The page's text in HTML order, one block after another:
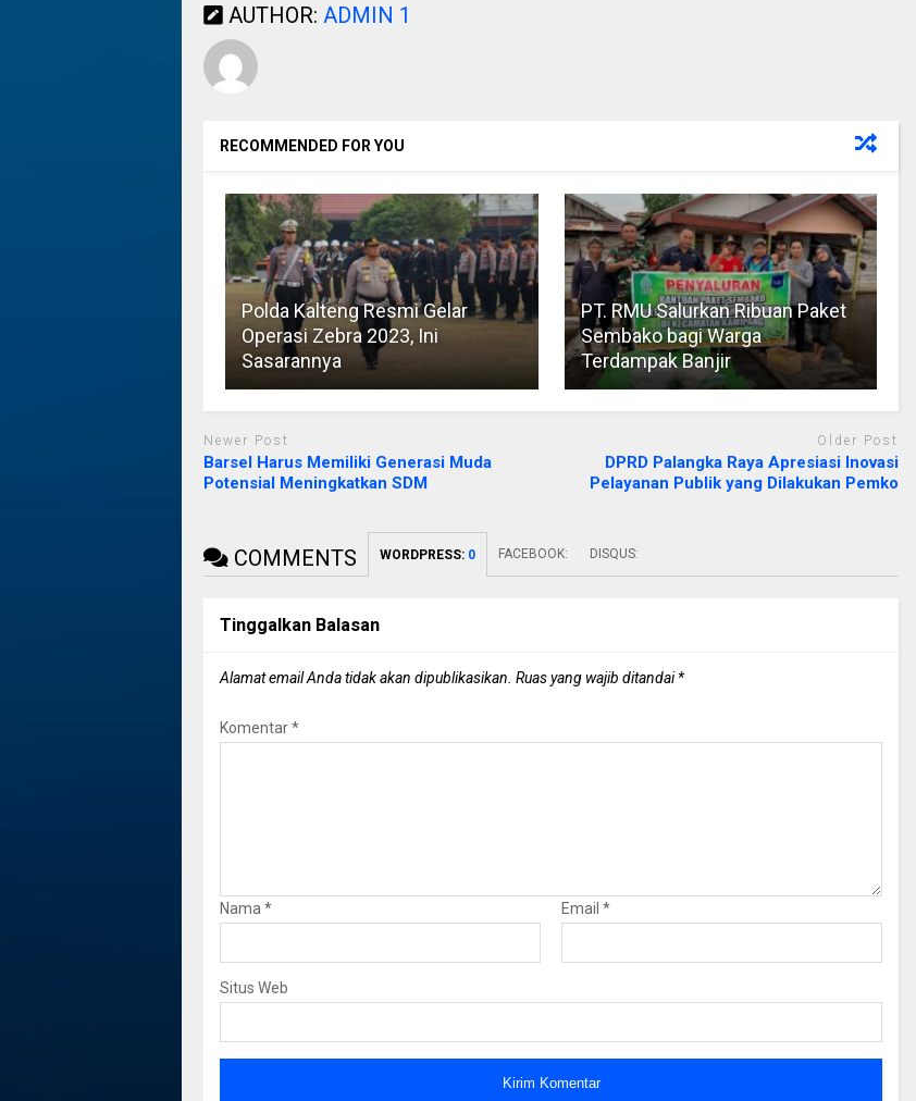
AUTHOR: ADMIN 1
RECOMMENDED FOR YOU
Polda Kalteng Resmi Gelar
Operasi Zebra 2023, Ini
Sasarannya
PT. RMU Salurkan Ribuan Paket
Sembako bagi Warga
Terdampak Banjir
Newer Post
Barsel Harus Memiliki Generasi Muda
Potensial Meningkatkan SDM
Older Post
DPRD Palangka Raya Apresiasi Inovasi
Pelayanan Publik yang Dilakukan Pemko
COMMENTS WORDPRESS: 0 FACEBOOK: DISQUS:
Tinggalkan Balasan
Alamat email Anda tidak akan dipublikasikan. Ruas yang wajib ditandai*
Komentar*
Nama * Email *
Situs Web